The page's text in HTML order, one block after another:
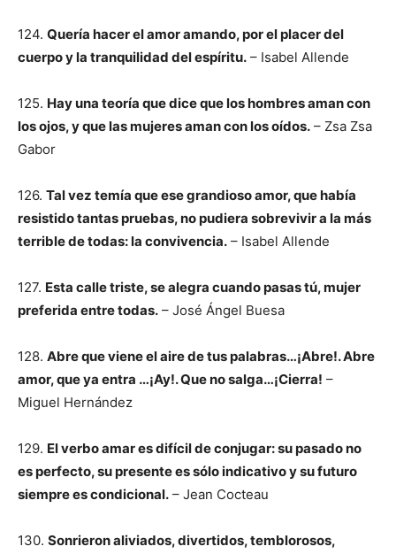
124. Quería hacer el amor amando, por el placer del
cuerpo y la tranquilidad del espíritu. – Isabel Allende
125. Hay una teoría que dice que los hombres aman con
los ojos, y que las mujeres aman con los oídos. – Zsa Zsa
Gabor
126. Tal vez temía que ese grandioso amor, que había
resistido tantas pruebas, no pudiera sobrevivir a la más
terrible de todas: la convivencia. – Isabel Allende
127. Esta calle triste, se alegra cuando pasas tú, mujer
preferida entre todas. – José Ángel Buesa
128. Abre que viene el aire de tus palabras…¡Abre!. Abre
amor, que ya entra …¡Ay!. Que no salga…¡Cierra! –
Miguel Hernández
129. El verbo amar es difícil de conjugar: su pasado no
es perfecto, su presente es sólo indicativo y su futuro
siempre es condicional. – Jean Cocteau
130. Sonrieron aliviados, divertidos, temblorosos,